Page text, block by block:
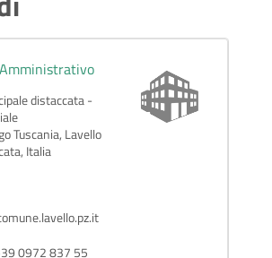
distaccata -
Tuscania, Lavello
Italia
0972 837 55